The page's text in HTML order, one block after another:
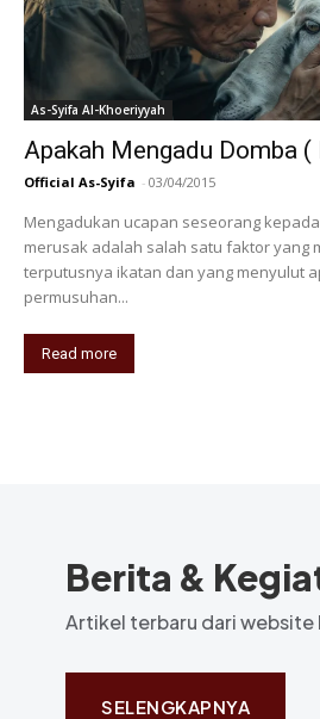
As-Syifa Al-Khoeriyyah
Apakah Mengadu Domba
Official As-Syifa - 03/04/2015
Mengadukan ucapan seseorang
merusak adalah salah satu faktor yang
terputusnya ikatan dan yang menyulut
permusuhan...
Read more
Berita &
Artikel terbaru dari website
SELENGKAPNYA